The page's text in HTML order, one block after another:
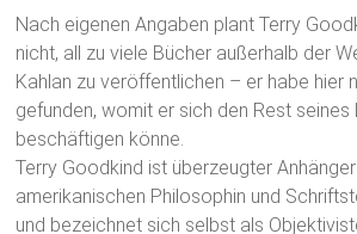
Nach eigenen Angaben plant Terry
nicht, all zu viele Bücher außerhalb der
Kahlan zu veröffentlichen – er habe hier
gefunden, womit er sich den Rest seines
beschäftigen könne.
Terry Goodkind ist überzeugter
amerikanischen Philosophin und
und bezeichnet sich selbst als